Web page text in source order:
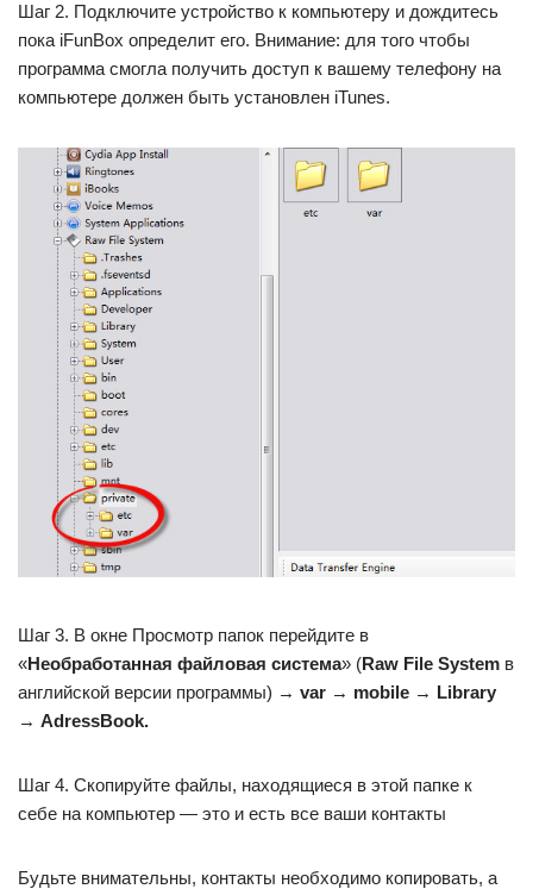
Шаг 2. Подключите устройство к компьютеру и дождитесь
пока iFunBox определит его. Внимание: для того чтобы
программа смогла получить доступ к вашему телефону на
компьютере должен быть установлен iTunes.
Шаг 3. В окне Просмотр папок перейдите в
«Необработанная файловая система» (Raw File System в
английской версии программы) → var → mobile → Library
→ AdressBook.
Шаг 4. Скопируйте файлы, находящиеся в этой папке к
себе на компьютер — это и есть все ваши контакты
Будьте внимательны, контакты необходимо копировать, а